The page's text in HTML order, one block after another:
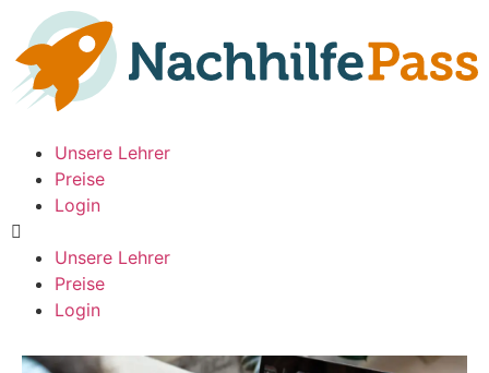
Unsere Lehrer
Preise
Login
Unsere Lehrer
Preise
Login